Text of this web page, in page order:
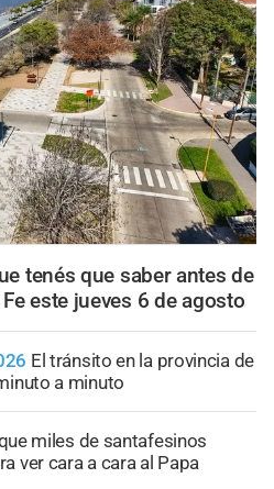
tenés que saber antes de
este jueves 6 de agosto
El tránsito en la provincia de
a minuto
miles de santafesinos
ver cara a cara al Papa